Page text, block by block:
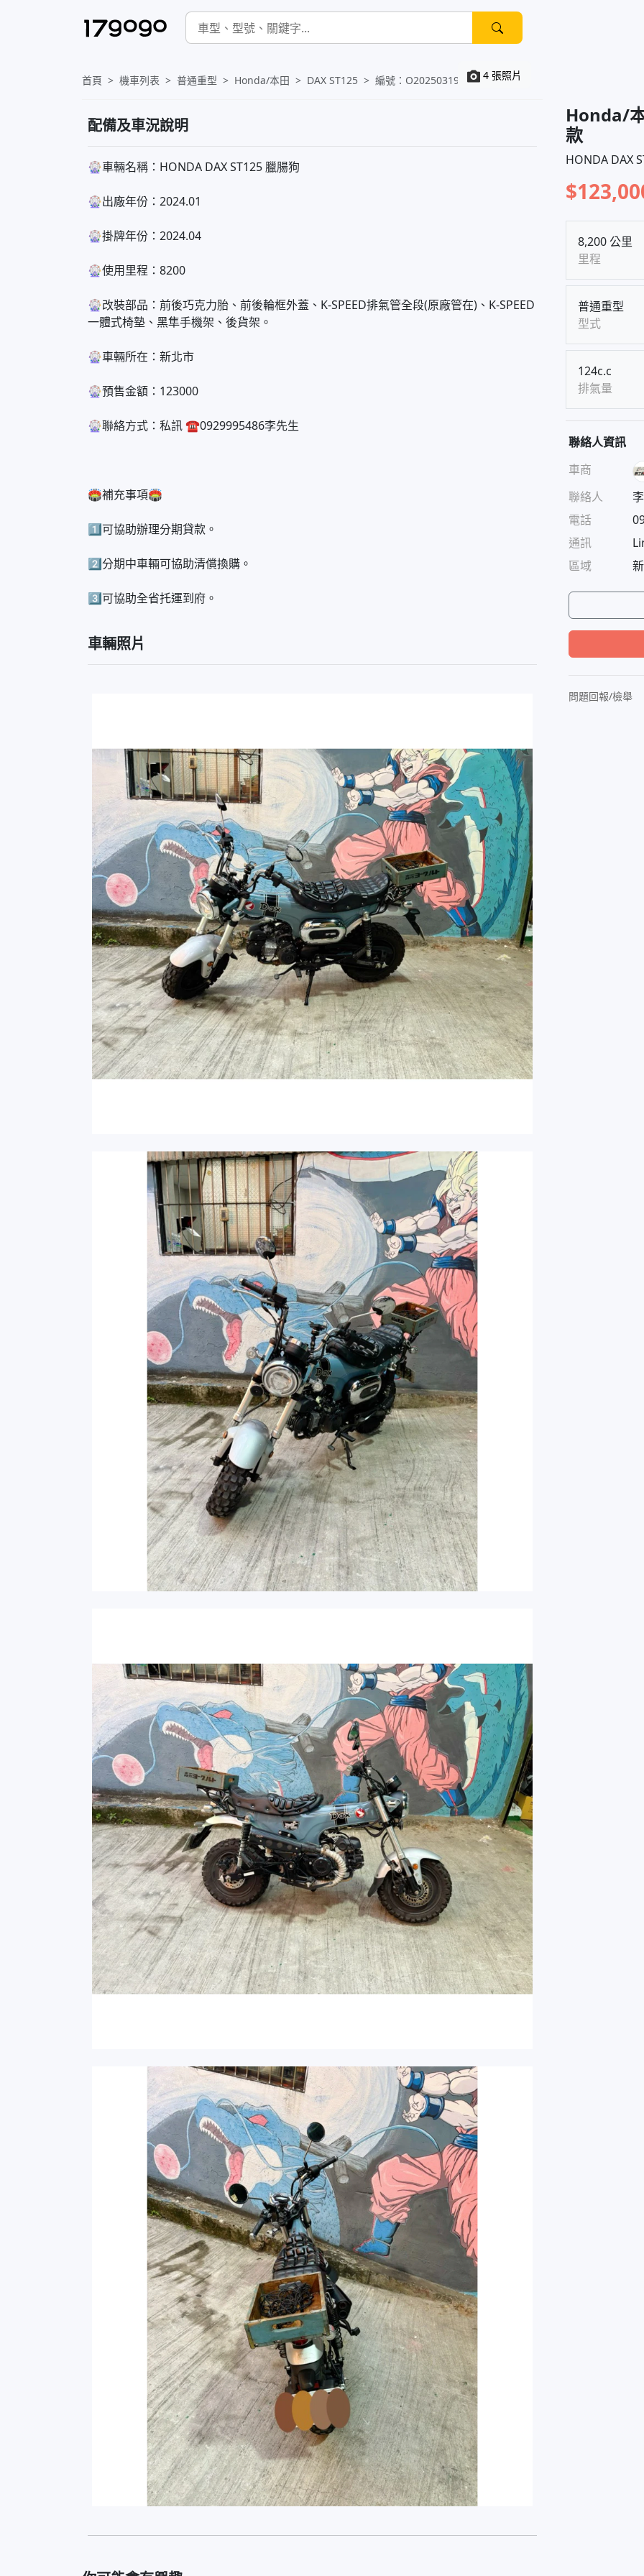
首頁 機車列表 普通重型 Honda/本田 DAX ST125 編號： O20250319145518129
4 張照片
配備及車況說明
🎡車輛名稱：HONDA DAX ST125 臘腸狗
🎡出廠年份：2024.01
🎡掛牌年份：2024.04
🎡使用里程：8200
🎡改裝部品：前後巧克力胎、前後輪框外蓋、K-SPEED排氣管全段(原廠管在)、K-SPEED
一體式椅墊、黑隼手機架、後貨架。
🎡車輛所在：新北市
🎡預售金額：123000
🎡聯絡方式：私訊 ☎️0929995486李先生
🏟補充事項🏟
1️⃣可協助辦理分期貸款。
2️⃣分期中車輛可協助清償換購。
3️⃣可協助全省托運到府。
車輛照片
Honda/
款
HONDA DAX
8,200 公里
里程
普通重型
型式
124c.c
排氣量
聯絡人資訊
車商
聯絡人
電話
通訊
區域
問題回報/檢舉